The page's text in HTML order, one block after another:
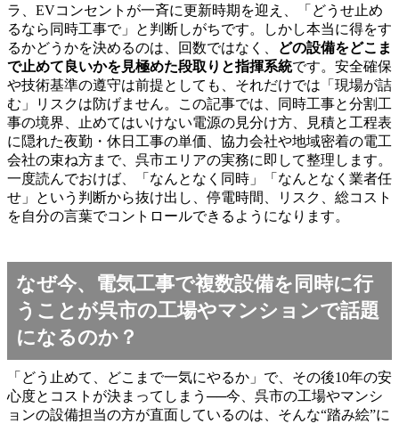
ラ、EVコンセントが一斉に更新時期を迎え、「どうせ止め
るなら同時工事で」と判断しがちです。しかし本当に得をす
るかどうかを決めるのは、回数ではなく、
どの設備をどこま
で止めて良いかを見極めた段取りと指揮系統です。安全確保
や技術基準の遵守は前提としても、それだけでは「現場が詰
む」リスクは防げません。この記事では、同時工事と分割工
事の境界、止めてはいけない電源の見分け方、見積と工程表
に隠れた夜勤・休日工事の単価、協力会社や地域密着の電工
会社の束ね方まで、呉市エリアの実務に即して整理します。
一度読んでおけば、「なんとなく同時」「なんとなく業者任
せ」という判断から抜け出し、停電時間、リスク、総コスト
を自分の言葉でコントロールできるようになります。
なぜ今、電気工事で複数設備を同時に行
うことが呉市の工場やマンションで話題
になるのか？
「どう止めて、どこまで一気にやるか」で、その後10年の安
心度とコストが決まってしまう──今、呉市の工場やマンシ
ョンの設備担当の方が直面しているのは、そんな“踏み絵”に